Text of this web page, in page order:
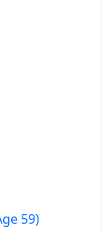
59)